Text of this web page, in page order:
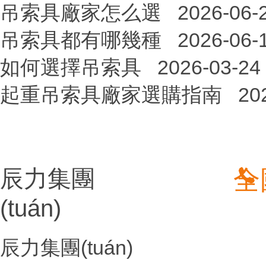
吊索具廠家怎么選
2026-06-
吊索具都有哪幾種
2026-06-
如何選擇吊索具
2026-03-24
起重吊索具廠家選購指南
辰力集團
(tuán)
辰力集團(tuán)